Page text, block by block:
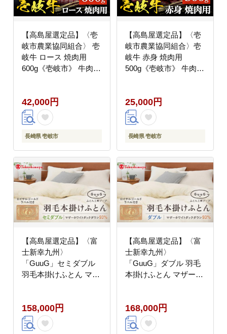
【高島屋選定品】〈壱
岐市農業協同組合〉 壱
岐牛 ロース 焼肉用
600g《壱岐市》 牛肉
42,000円
長崎県 壱岐市
【高島屋選定品】〈壱
岐市農業協同組合〉壱
岐牛 赤身 焼肉用
500g《壱岐市》 牛肉
25,000円
長崎県 壱岐市
【高島屋選定品】〈富
士新幸九州〉
「GuuG」セミダブル
羽毛本掛けふとん マザ
羽毛布団 本掛け
[JFJ035] 200000
200000円 20万円
158,000円
【高島屋選定品】〈富
士新幸九州〉
「GuuG」ダブル 羽毛
本掛けふとん マザーホ
羽毛布団 本掛け
[JFJ036] 200000
200000円 20万円
168,000円